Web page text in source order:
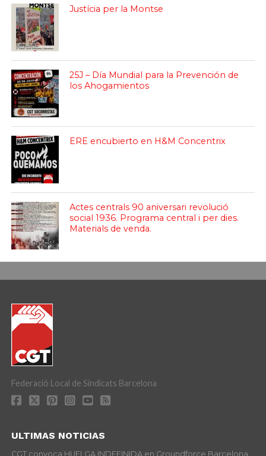
Justícia per la Montse
25J – Día Mundial para la Prevención de
los Ahogamientos
ERE encubierto en H&M Concentrix
Actes centrals 90 aniversari revolució
social 1936. Programa central i per dies.
Materials de venda.
Federació Local de Sindicats Barcelona
ULTIMAS NOTICIAS
CGT convoca HUELGA INDEFINIDA en Groundforce Barcelona